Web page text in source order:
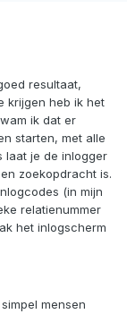
resultaat,
krijgen heb ik het
ik dat er
starten, met alle
laat je de inlogger
zoekopdracht is.
(in mijn
relatienummer
het inlogscherm
mensen